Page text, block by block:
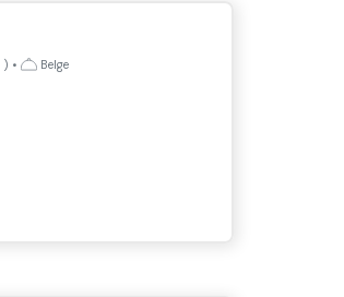
) • Belge